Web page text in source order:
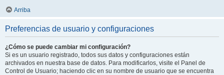
Arriba
Preferencias de usuario y configuraciones
¿Cómo se puede cambiar mi configuración?
Si es un usuario registrado, todos sus datos y configuraciones están
archivados en nuestra base de datos. Para modificarlos, visite el Panel de
Control de Usuario; haciendo clic en su nombre de usuario que se encuentra